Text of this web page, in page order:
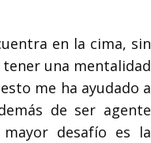
en la cima, sin
tener una mentalidad
me ha ayudado a
de ser agente
desafío es la